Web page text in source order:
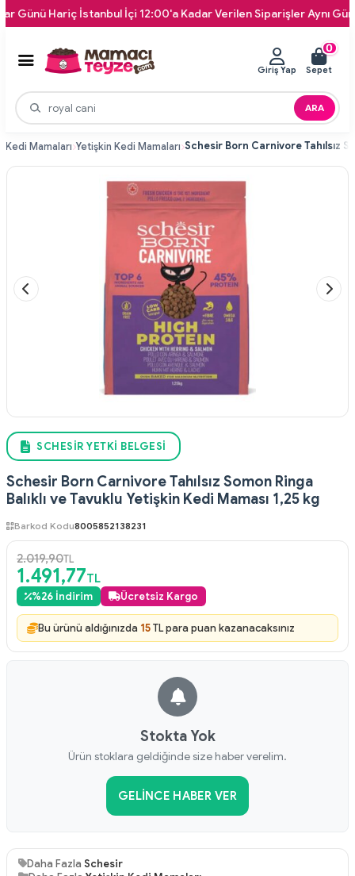
Hariç İstanbul İçi 12:00'a Kadar Verilen Siparişler Aynı Gün
ARA
Giriş Yap
0
Sepet
Kedi Mamaları Yetişkin Kedi Mamaları
SCHESIR YETKI BELGESI
Schesir Born Carnivore Tahılsız Somon Ringa
Balıklı ve Tavuklu Yetişkin Kedi Maması 1,25 kg
Barkod Kodu8005852138231
2.019,90TL
1.491,77TL
%26 İndirim Ücretsiz Kargo
Bu ürünü aldığınızda 15TL para puan kazanacaksınız
Stokta Yok
Ürün stoklara geldiğinde size haber verelim.
GELINCE HABER VER
Daha Fazla Schesir